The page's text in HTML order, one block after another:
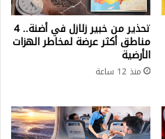
تحذير من خبير زلازل في أضنة.. 4
مناطق أكثر عرضة لمخاطر الهزات
الأرضية
منذ 12 ساعة